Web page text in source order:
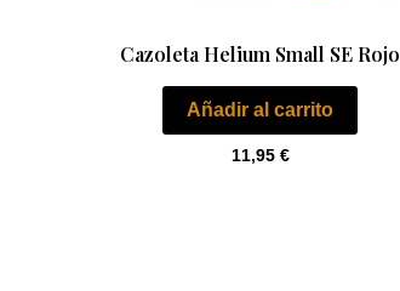
Cazoleta Helium Small SE Rojo
Añadir al carrito
11,95 €